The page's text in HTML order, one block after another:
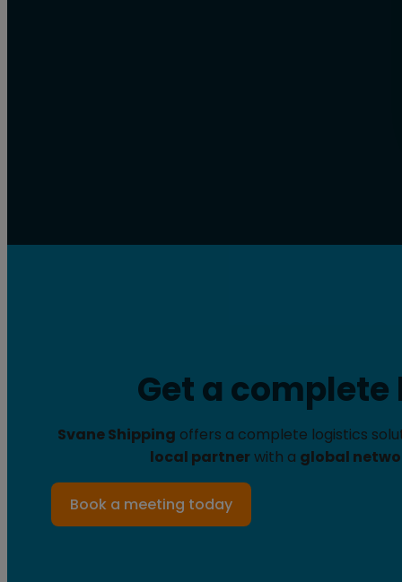
Get a
Svane Shipping offers a complete logistics
local partnerwith a global
Book a meeting today